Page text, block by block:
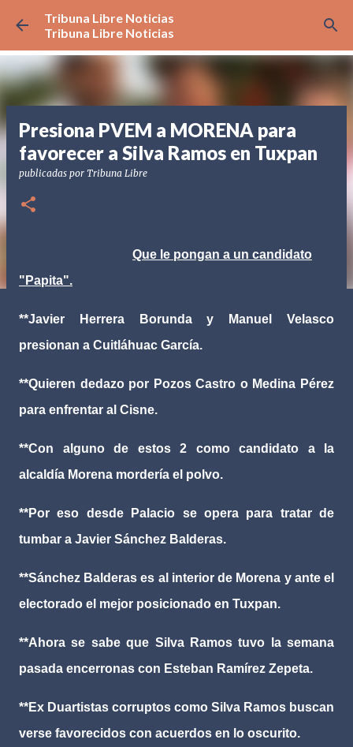
Ir al contenido principal
Tribuna Libre Noticias
Tribuna Libre Noticias
Presiona PVEM a MORENA para
favorecer a Silva Ramos en Tuxpan
publicadas por Tribuna Libre
Que le pongan a un candidato
"Papita".
**Javier Herrera Borunda y Manuel Velasco
presionan a Cuitláhuac García.
**Quieren dedazo por Pozos Castro o Medina Pérez
para enfrentar al Cisne.
**Con alguno de estos 2 como candidato a la
alcaldía Morena mordería el polvo.
**Por eso desde Palacio se opera para tratar de
tumbar a Javier Sánchez Balderas.
**Sánchez Balderas es al interior de Morena y ante el
electorado el mejor posicionado en Tuxpan.
**Ahora se sabe que Silva Ramos tuvo la semana
pasada encerronas con Esteban Ramírez Zepeta.
**Ex Duartistas corruptos como Silva Ramos buscan
verse favorecidos con acuerdos en lo oscurito.